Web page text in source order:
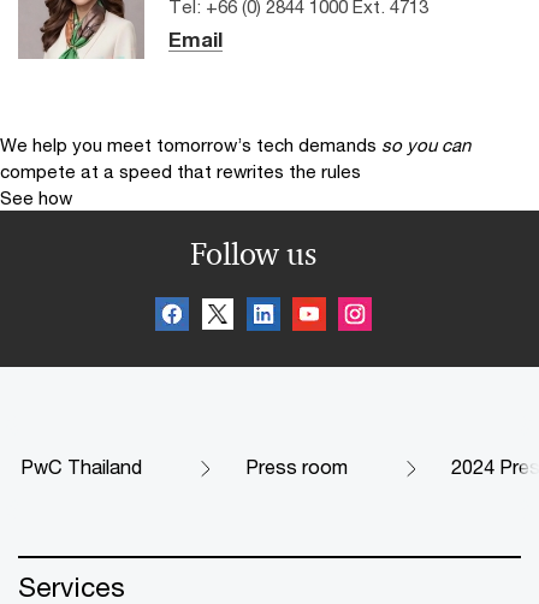
Tel: +66 (0) 2844 1000 Ext. 4713
Email
We help you meet tomorrow’s tech demands so you can
compete at a speed that rewrites the rules
See how
Follow us
PwC Thailand Press room 2024
Services